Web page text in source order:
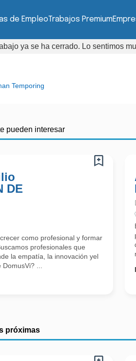
de EmpleoTrabajos Premium
ya se ha cerrado. Lo sentimos
Temporing
pueden interesar
DE
como profesional y formar
profesionales que
la empatía, la innovación yel
...
próximas